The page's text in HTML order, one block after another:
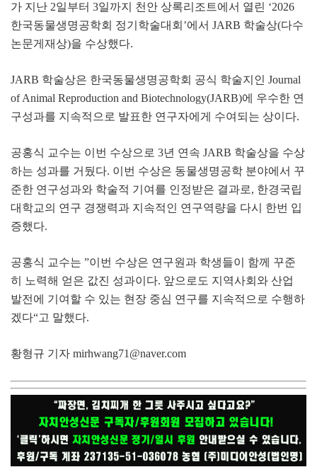
가 지난 2일부터 3일까지 천안 상록리조트에서 열린 ‘2026
한국동물생명공학회 정기학술대회 ’에서 JARB 학술상(다수
논문게재상)을 수상했다.
JARB 학술상은 한국동물생명공학회 공식 학술지인 Journal
of Animal Reproduction and Biotechnology(JARB)에 우수한 연
구성과를 지속적으로 발표한 연구자에게 수여되는 상이다.
공홍식 교수는 이번 수상으로 3년 연속 JARB 학술상을 수상
하는 성과를 거뒀다. 이번 수상은 동물생명공학 분야에서 꾸
준한 연구성과와 학술적 기여를 인정받은 결과로, 한경국립
대학교의 연구 경쟁력과 지속적인 연구역량을 다시 한번 입
증했다.
공홍식 교수는 ”이번 수상은 연구원과 학생들이 함께 꾸준
히 노력해 얻은 값진 성과이다. 앞으로도 지역사회와 산업
발전에 기여할 수 있는 현장 중심 연구를 지속적으로 수행하
겠다“고 말했다.
황형규 기자 mirhwang71@naver.com